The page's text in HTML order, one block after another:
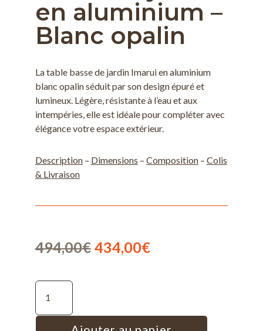
en aluminium –
Blanc opalin
La table basse de jardin Imarui en aluminium
blanc opalin séduit par son design épuré et
lumineux. Légère, résistante à l’eau et aux
intempéries, elle est idéale pour compléter avec
élégance votre espace extérieur.
Description– Dimensions – Composition– Colis
& Livraison
494,00€ Le
prix
434,00€Le
prix
quantité de Imarui -Table basse de jardin en aluminium - Blanc opalin